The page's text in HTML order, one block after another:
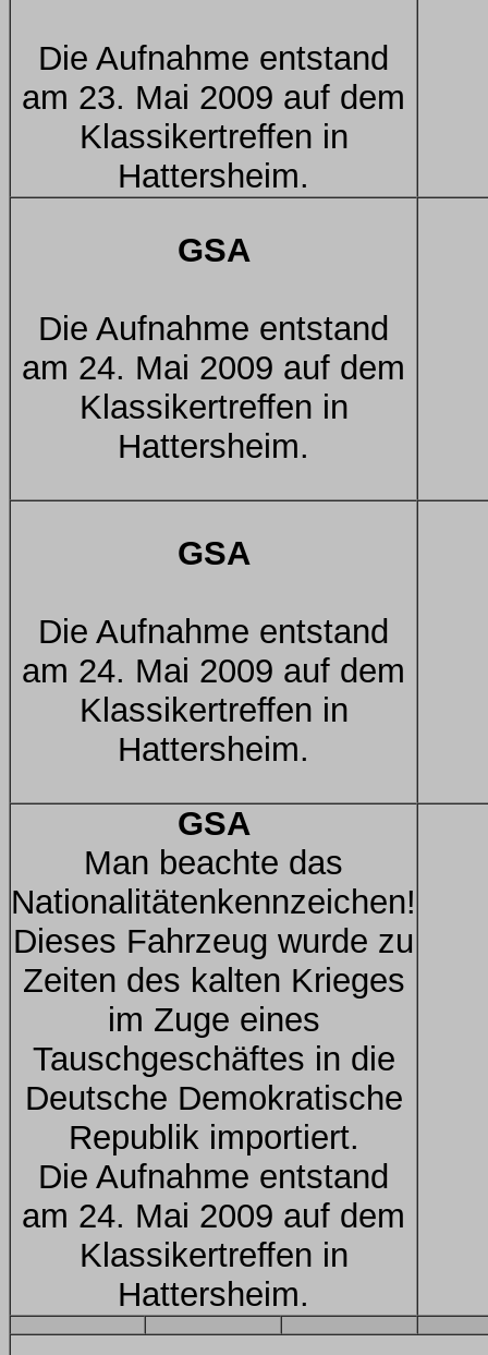
Die Aufnahme entstand
am 23. Mai 2009 auf dem
Klassikertreffen in
Hattersheim.
GSA
Die Aufnahme entstand
am 24. Mai 2009 auf dem
Klassikertreffen in
Hattersheim.
GSA
Die Aufnahme entstand
am 24. Mai 2009 auf dem
Klassikertreffen in
Hattersheim.
GSA
Man beachte das
Nationalitätenkennzeichen!
Dieses Fahrzeug wurde zu
Zeiten des kalten Krieges
im Zuge eines
Tauschgeschäftes in die
Deutsche Demokratische
Republik importiert.
Die Aufnahme entstand
am 24. Mai 2009 auf dem
Klassikertreffen in
Hattersheim.